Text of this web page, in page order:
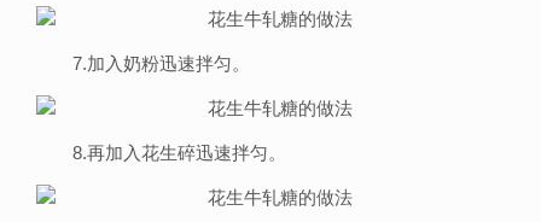
7.加入奶粉迅速拌匀。
8.再加入花生碎迅速拌匀。